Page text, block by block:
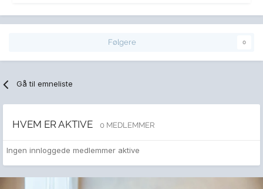
Følgere 0
Gå til emneliste
HVEM ER AKTIVE 0 MEDLEMMER
Ingen innloggede medlemmer aktive